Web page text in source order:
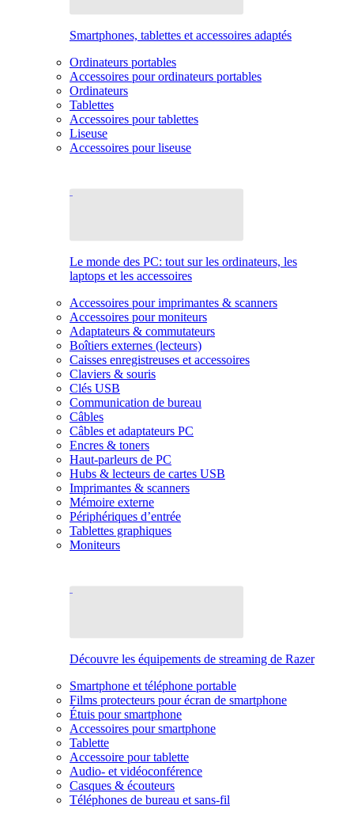
Smartphones, tablettes et accessoires adaptés
Ordinateurs portables
Accessoires pour ordinateurs portables
Ordinateurs
Tablettes
Accessoires pour tablettes
Liseuse
Accessoires pour liseuse
Le monde des PC: tout sur les ordinateurs, les
laptops et les accessoires
Accessoires pour imprimantes & scanners
Accessoires pour moniteurs
Adaptateurs & commutateurs
Boîtiers externes (lecteurs)
Caisses enregistreuses et accessoires
Claviers & souris
Clés USB
Communication de bureau
Câbles
Câbles et adaptateurs PC
Encres & toners
Haut-parleurs de PC
Hubs & lecteurs de cartes USB
Imprimantes & scanners
Mémoire externe
Périphériques d’entrée
Tablettes graphiques
Moniteurs
Découvre les équipements de streaming de Razer
Smartphone et téléphone portable
Films protecteurs pour écran de smartphone
Étuis pour smartphone
Accessoires pour smartphone
Tablette
Accessoire pour tablette
Audio- et vidéoconférence
Casques & écouteurs
Téléphones de bureau et sans-fil